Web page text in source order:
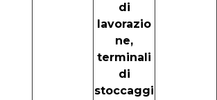
di
lavorazio
ne,
terminali
di
stoccaggi